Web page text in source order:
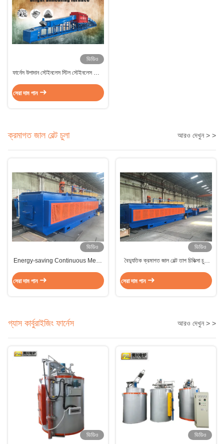
ভিডিও
ফার্নেস উপাদান স্টেইনলেস স্টিল স্টেইনলেস স্টিল,
অবিচ্ছিন্ন উজ্জ্বল অ্যানিলিং ফার্নেস
সেরা দাম পান
ক্রমাগত জাল বেল্ট চুলা আরও দেখুন > >
ভিডিও
Energy-saving Continuous Mesh
Temperature Control for 1050℃
সেরা দাম পান
ভিডিও
বৈদ্যুতিক ক্রমাগত জাল বেল্ট তাপ চিকিত্সা চুলা
সেরা দাম পান
গ্যাস কার্বুরাইজিং ফার্নেস আরও দেখুন > >
ভিডিও
ভিডিও